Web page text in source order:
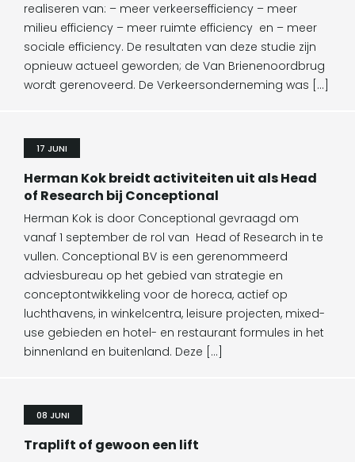
realiseren van: – meer verkeersefficiency – meer
milieu efficiency – meer ruimte efficiency en – meer
sociale efficiency. De resultaten van deze studie zijn
opnieuw actueel geworden; de Van Brienenoordbrug
wordt gerenoveerd. De Verkeersonderneming was […]
17 JUNI
Herman Kok breidt activiteiten uit als Head
of Research bij Conceptional
Herman Kok is door Conceptional gevraagd om
vanaf 1 september de rol van Head of Research in te
vullen. Conceptional BV is een gerenommeerd
adviesbureau op het gebied van strategie en
conceptontwikkeling voor de horeca, actief op
luchthavens, in winkelcentra, leisure projecten, mixed-
use gebieden en hotel- en restaurant formules in het
binnenland en buitenland. Deze […]
08 JUNI
Traplift of gewoon een lift